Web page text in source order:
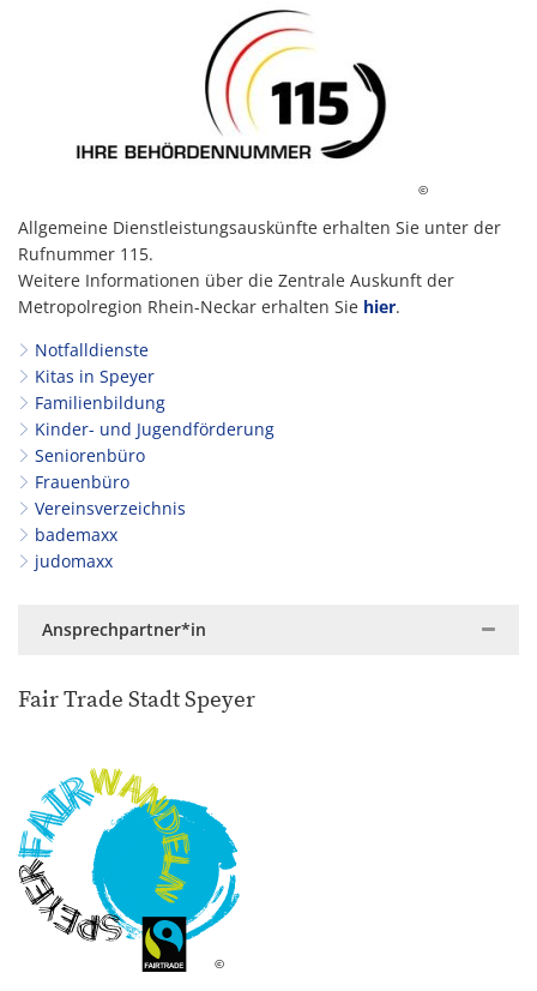
©
Allgemeine Dienstleistungsauskünfte erhalten Sie unter der
Rufnummer 115.
Weitere Informationen über die Zentrale Auskunft der
Metropolregion Rhein-Neckar erhalten Sie hier.
Notfalldienste
Kitas in Speyer
Familienbildung
Kinder- und Jugendförderung
Seniorenbüro
Frauenbüro
Vereinsverzeichnis
bademaxx
judomaxx
Ansprechpartner*in
Fair Trade Stadt Speyer
©